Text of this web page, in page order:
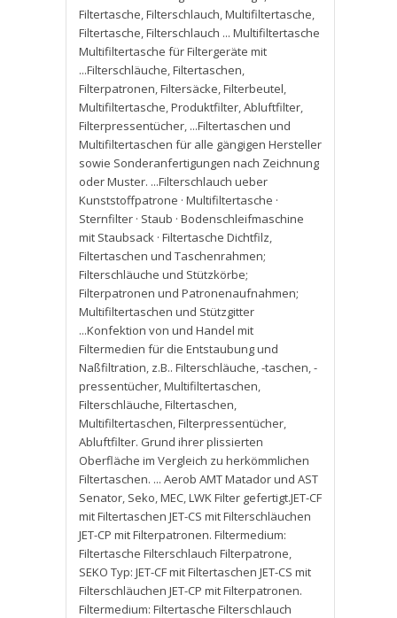
Filtertasche,Filterschlauch,Multifiltertasche,
Filtertasche,Filterschlauch ... Multifiltertasche
Multifiltertasche für Filtergeräte mit
...Filterschläuche,Filtertaschen,
Filterpatronen,Filtersäcke,Filterbeutel,
Multifiltertasche,Produktfilter,Abluftfilter,
Filterpressentücher, ...Filtertaschen und
Multifiltertaschen für alle gängigen Hersteller
sowie Sonderanfertigungen nach Zeichnung
oder Muster. ...Filterschlauch ueber
Kunststoffpatrone · Multifiltertasche ·
Sternfilter · Staub · Bodenschleifmaschine
mit Staubsack · Filtertasche Dichtfilz,
Filtertaschen und Taschenrahmen;
Filterschläuche und Stützkörbe;
Filterpatronen und Patronenaufnahmen;
Multifiltertaschen und Stützgitter
...Konfektion von und Handel mit
Filtermedien für die Entstaubung und
Naßfiltration, z.B.. Filterschläuche,-taschen,-
pressentücher,Multifiltertaschen,
Filterschläuche,Filtertaschen,
Multifiltertaschen,Filterpressentücher,
Abluftfilter. Grund ihrer plissierten
Oberfläche im Vergleich zu herkömmlichen
Filtertaschen. ... Aerob AMT Matador und AST
Senator, Seko,MEC,LWK Filter gefertigt.JET-CF
mit Filtertaschen JET-CS mit Filterschläuchen
JET-CP mit Filterpatronen. Filtermedium:
Filtertasche Filterschlauch Filterpatrone,
SEKO Typ: JET-CF mit Filtertaschen JET-CS mit
Filterschläuchen JET-CP mit Filterpatronen.
Filtermedium: Filtertasche Filterschlauch